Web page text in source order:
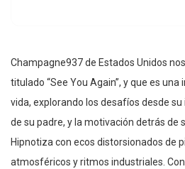
Champagne937 de Estados Unidos
titulado “See You Again”, y que es
vida, explorando los desafíos desde
de su padre, y la motivación detrás de
Hipnotiza con ecos distorsionados de
atmosféricos y ritmos industriales.